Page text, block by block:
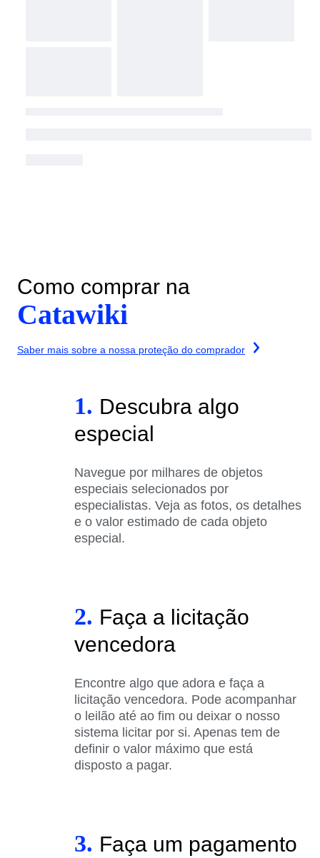
Como comprar na
Catawiki
Saber mais sobre a nossa proteção do comprador
1. Descubra algo
especial
Navegue por milhares de objetos
especiais selecionados por
especialistas. Veja as fotos, os detalhes
e o valor estimado de cada objeto
especial.
2. Faça a licitação
vencedora
Encontre algo que adora e faça a
licitação vencedora. Pode acompanhar
o leilão até ao fim ou deixar o nosso
sistema licitar por si. Apenas tem de
definir o valor máximo que está
disposto a pagar.
3. Faça um pagamento